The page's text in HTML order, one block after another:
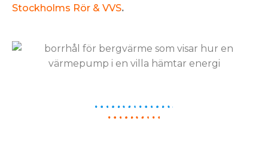
Stockholms Rör & VVS.